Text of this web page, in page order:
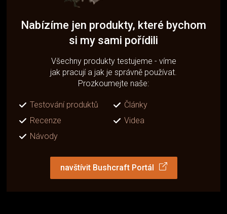
Nabízíme jen produkty, které bychom
si my sami pořídili
Všechny produkty testujeme - víme
jak pracují a jak je správně používat.
Prozkoumejte naše:
Testování produktů
Články
Recenze
Videa
Návody
navštívit Bushcraft Portál